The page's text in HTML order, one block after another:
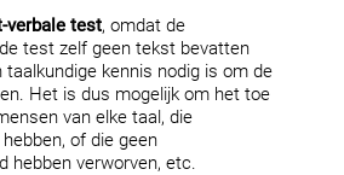
verbale test, omdat de
test zelf geen tekst bevatten
taalkundige kennis nodig is om de
Het is dus mogelijk om het toe
van elke taal, die
of die geen
hebben verworven, etc.